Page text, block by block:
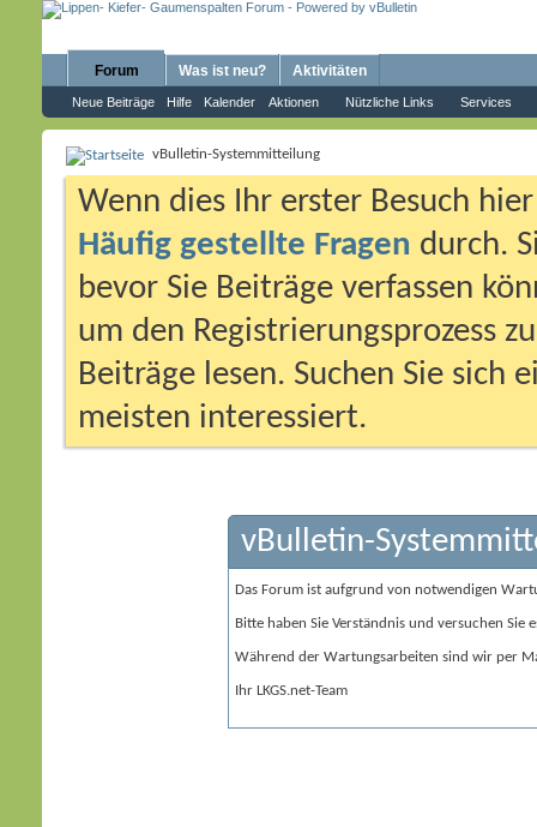
Forum
Neue Beiträge Hilfe Kalender Aktionen Nützliche Links Services
Was ist neu? Aktivitäten
vBulletin-Systemmitteilung
Wenn dies Ihr erster Besuch
Häufig gestellte Fragen durch.
bevor Sie Beiträge verfassen
um den Registrierungsprozess
Beiträge lesen. Suchen Sie sich
meisten interessiert.
vBulletin-
Das Forum ist aufgrund von notwendigen
Bitte haben Sie Verständnis und versuchen Sie
Während der Wartungsarbeiten sind wir per
Ihr LKGS.net-Team